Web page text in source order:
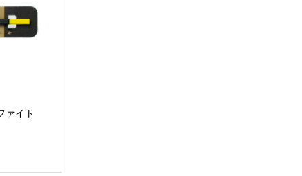
ァイト